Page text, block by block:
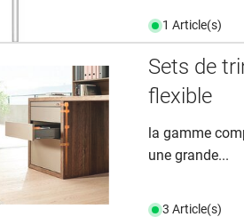
1 Article(s)
Sets de
flexible
la gamme
une grande...
3 Article(s)